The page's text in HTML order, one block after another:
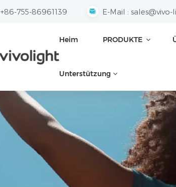
+86-755-86961139 E-Mail :
Heim PRODUKTE
Unterstützung